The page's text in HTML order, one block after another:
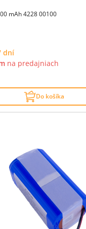
mAh 4228 00100
dní
na predajniach
Do košíka